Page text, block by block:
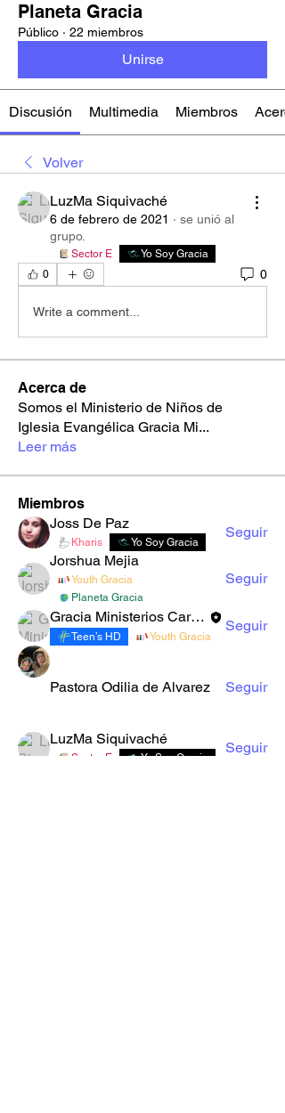
Planeta Gracia
Público · 22 miembros
Unirse
Discusión Multimedia Miembros
Volver
LuzMa Siquivaché
6 de febrero de 2021 · se unió al
grupo.
Sector E
Yo Soy Gracia
0
0
Write a comment...
Acerca de
Somos el Ministerio de Niños de
Iglesia Evangélica Gracia Mi...
Leer más
Miembros
Joss De Paz
Kharis Yo Soy Gracia
Seguir
Jorshua Mejia
Youth Gracia
Planeta Gracia
Seguir
Gracia Ministerios Carolingia
Teen’s HD Youth Gracia
Seguir
Pastora Odilia de Alvarez Seguir
LuzMa Siquivaché
Sector E Yo Soy Gracia
Seguir